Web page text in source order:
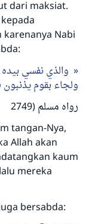
dari maksiat.
karenanya Nabi
والذي نفسي بيده
ولجاء بقوم
رواه مسلم (2749
tangan-Nya,
Allah akan
kaum
mereka
bersabda: